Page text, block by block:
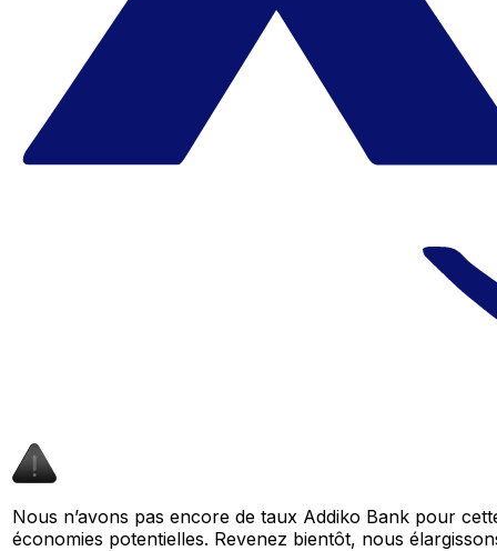
Nous n’avons pas encore de taux Addiko Bank pour
économies potentielles. Revenez bientôt, nous